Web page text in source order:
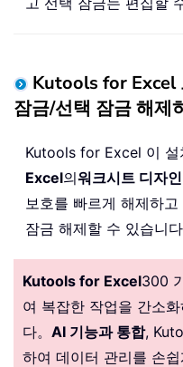
Kutools for Excel
잠금/선택 잠금 해제
Kutools for Excel 이 설
Excel의워크시트 디자인
보호를 빠르게 해제하
잠금 해제할 수 있습니다
Kutools for Excel300
여 복잡한 작업을 간소
다。 AI 기능과 통합,
하여 데이터 관리를 손쉽